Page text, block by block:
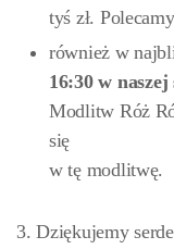
tyś zł.
również w
16:30 w
Modlitw Róż
się
w tę modlitwę.
3. Dziękujemy